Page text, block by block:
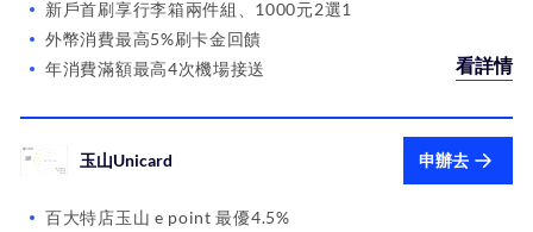
新戶首刷享行李箱兩件組、1000元2選1
外幣消費最高5%刷卡金回饋
年消費滿額最高4次機場接送
看詳情
玉山Unicard 申辦去
百大特店玉山 e point 最優4.5%